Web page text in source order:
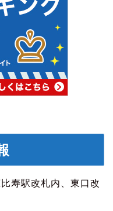
寿駅改札内、東口改